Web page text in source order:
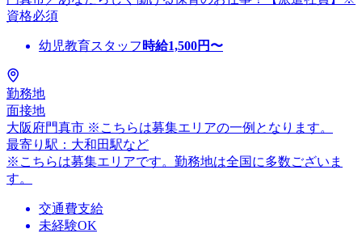
資格必須
幼児教育スタッフ 時給1,500円〜
勤務地
面接地
大阪府門真市 ※こちらは募集エリアの一例となります。
最寄り駅：大和田駅など
※こちらは募集エリアです。勤務地は全国に多数ございま
す。
交通費支給
未経験OK